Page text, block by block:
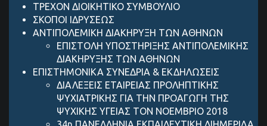
ΤΡΕΧΟΝ ΔΙΟΙΚΗΤΙΚΟ ΣΥΜΒΟΥΛΙΟ
ΣΚΟΠΟΙ ΙΔΡΥΣΕΩΣ
ANTIΠΟΛΕΜΙΚΗ ΔΙΑΚΗΡΥΞΗ ΤΩΝ ΑΘΗΝΩΝ
ΕΠΙΣΤΟΛΗ ΥΠΟΣΤΗΡΙΞΗΣ ANTIΠΟΛΕΜΙΚΗΣ
ΔΙΑΚΗΡΥΞΗΣ ΤΩΝ ΑΘΗΝΩΝ
ΕΠΙΣΤΗΜΟΝΙΚΑ ΣΥΝΕΔΡΙΑ & ΕΚΔΗΛΩΣΕΙΣ
ΔΙΑΛΕΞΕΙΣ ΕΤΑΙΡΕΙΑΣ ΠΡΟΛΗΠΤΙΚΗΣ
ΨΥΧΙΑΤΡΙΚΗΣ ΓΙΑ ΤΗΝ ΠΡΟΑΓΩΓΗ ΤΗΣ
ΨΥΧΙΚΗΣ ΥΓΕΙΑΣ ΤΟΝ ΝΟΕΜΒΡΙΟ 2018